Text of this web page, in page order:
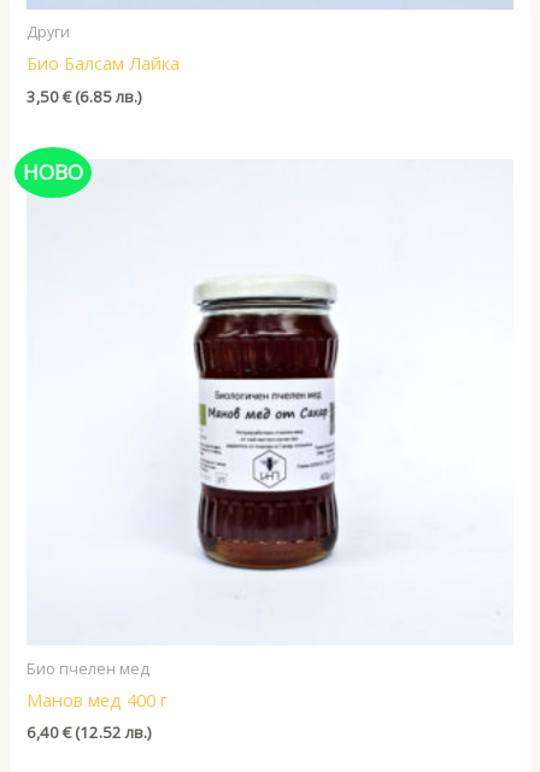
Други
Био Балсам Лайка
3,50€(6.85 лв.)
НОВО
Био пчелен мед
Манов мед 400 г
6,40€(12.52 лв.)